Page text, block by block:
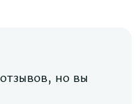
но вы